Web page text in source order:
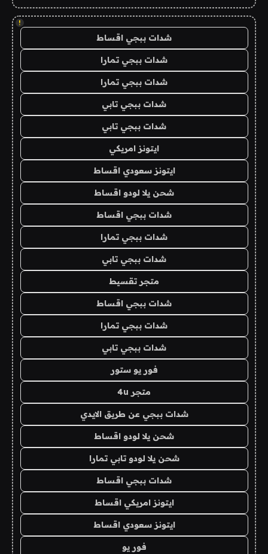
!
شدات ببجي اقساط
شدات ببجي تمارا
شدات ببجي تمارا
شدات ببجي تابي
شدات ببجي تابي
ايتونز امريكي
ايتونز سعودي اقساط
شحن يلا لودو اقساط
شدات ببجي اقساط
شدات ببجي تمارا
شدات ببجي تابي
متجر تقسيط
شدات ببجي اقساط
شدات ببجي تمارا
شدات ببجي تابي
فور يو ستور
متجر 4u
شدات ببجي عن طريق الايدي
شحن يلا لودو اقساط
شحن يلا لودو تابي تمارا
شدات ببجي اقساط
ايتونز امريكي اقساط
ايتونز سعودي اقساط
فور يو